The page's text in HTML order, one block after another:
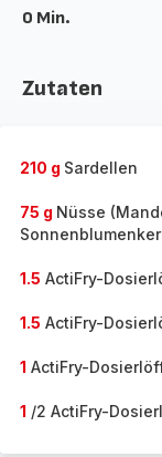
0 Min.
Zutaten
210 g Sardellen
75 g Nüsse
1.5 ActiFry-
1.5 ActiFry-
1 ActiFry-
1 /2 ActiFry-